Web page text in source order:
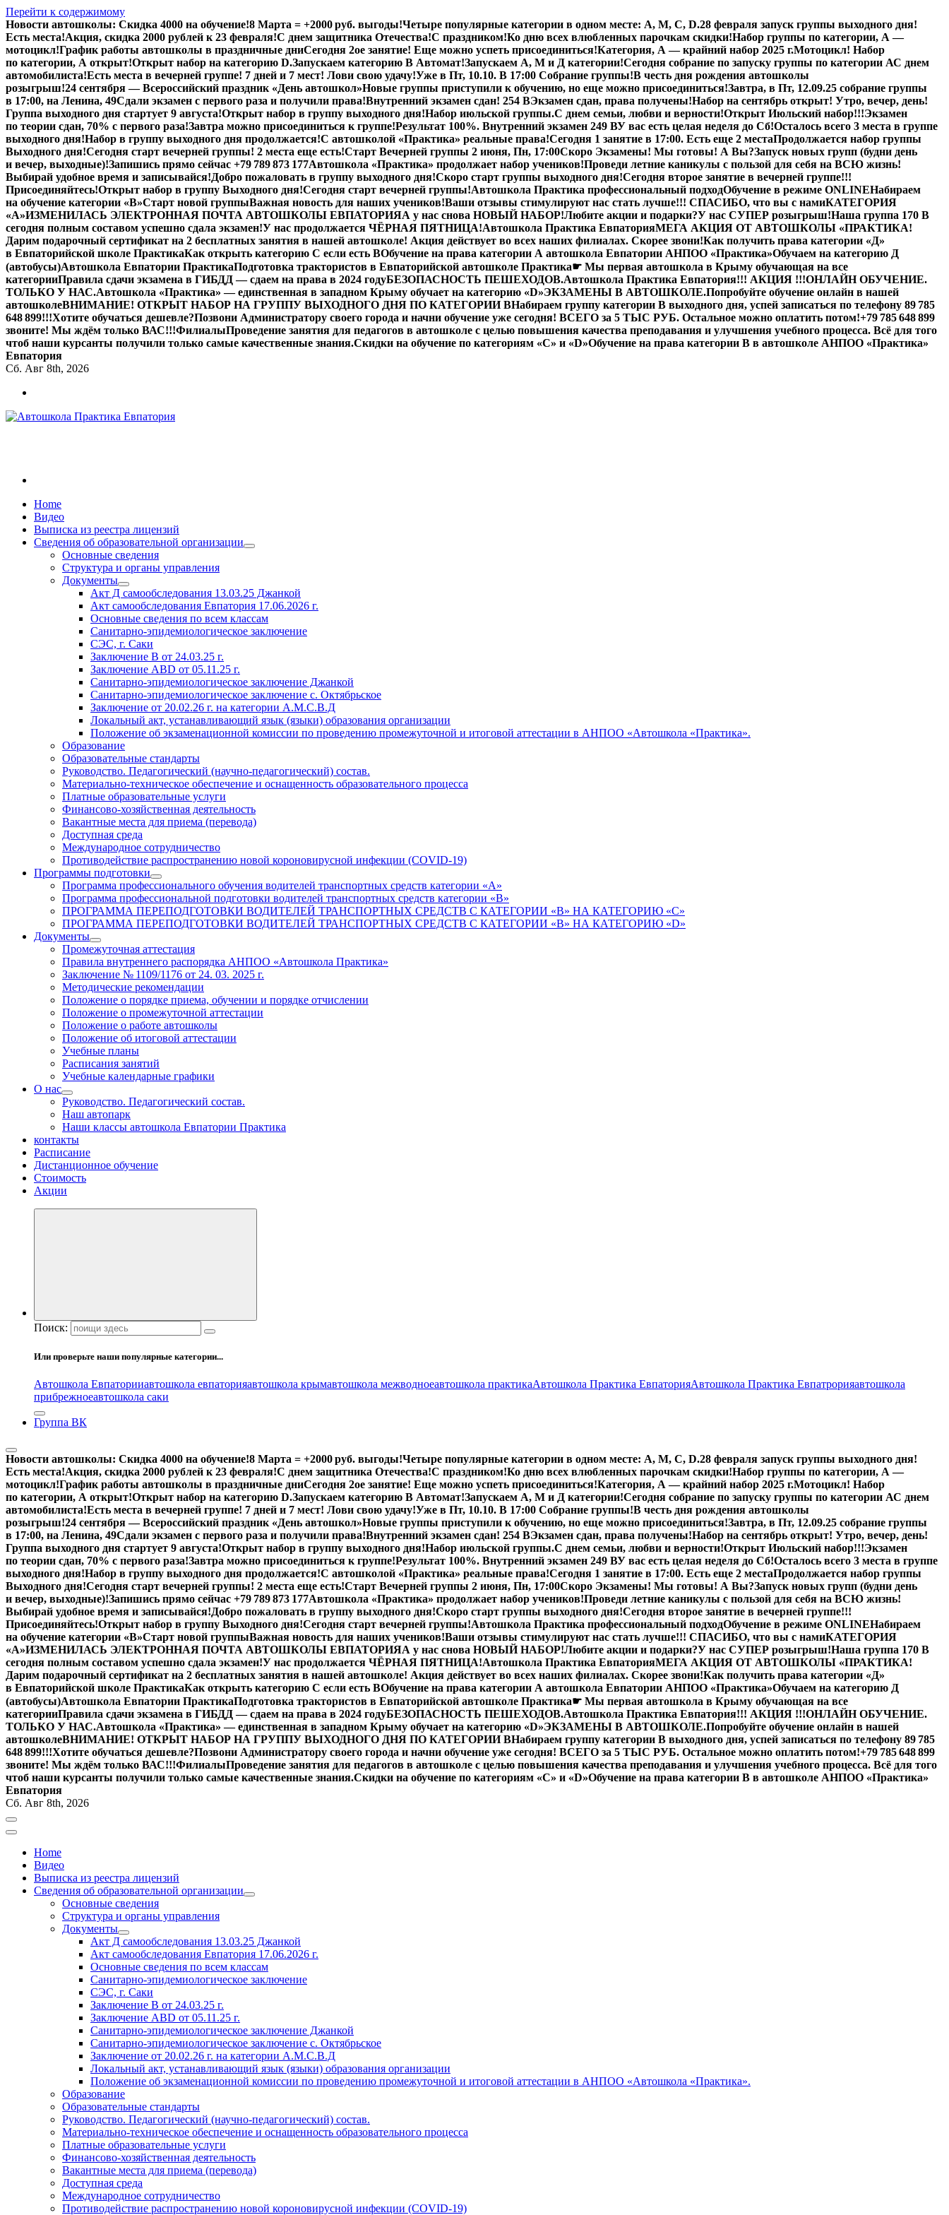
Перейти к содержимому
Новости автошколы: Скидка 4000 на обучение!8 Марта = +2000 руб. выгоды!Четыре популярные категории в одном месте: А, М, С, D.28 февраля запуск группы выходного дня!
Есть места!Акция, скидка 2000 рублей к 23 февраля!С днем защитника Отечества!С праздником!Ко дню всех влюбленных парочкам скидки!Набор группы по категории, А —
мотоцикл!График работы автошколы в праздничные дниСегодня 2ое занятие! Еще можно успеть присоединиться!Категория, А — крайний набор 2025 г.Мотоцикл! Набор
по категории, А открыт!Открыт набор на категорию D.Запускаем категорию В Автомат!Запускаем А, М и Д категории!Сегодня собрание по запуску группы по категории АС днем
автомобилиста!Есть места в вечерней группе! 7 дней и 7 мест! Лови свою удачу!Уже в Пт, 10.10. В 17:00 Собрание группы!В честь дня рождения автошколы
розыгрыш!24 сентября — Всероссийский праздник «День автошкол»Новые группы приступили к обучению, но еще можно присоединиться!Завтра, в Пт, 12.09.25 собрание группы
в 17:00, на Ленина, 49Сдали экзамен с первого раза и получили права!Внутренний экзамен сдан! 254 ВЭкзамен сдан, права получены!Набор на сентябрь открыт! Утро, вечер, день!
Группа выходного дня стартует 9 августа!Открыт набор в группу выходного дня!Набор июльской группы.С днем семьи, любви и верности!Открыт Июльский набор!!!Экзамен
по теории сдан, 70% с первого раза!Завтра можно присоединиться к группе!Результат 100%. Внутренний экзамен 249 ВУ вас есть целая неделя до Сб!Осталось всего 3 места в группе
выходного дня!Набор в группу выходного дня продолжается!С автошколой «Практика» реальные права!Сегодня 1 занятие в 17:00. Есть еще 2 местаПродолжается набор группы
Выходного дня!Сегодня старт вечерней группы! 2 места еще есть!Старт Вечерней группы 2 июня, Пн, 17:00Скоро Экзамены! Мы готовы! А Вы?Запуск новых групп (будни день
и вечер, выходные)!Запишись прямо сейчас +79 789 873 177Автошкола «Практика» продолжает набор учеников!Проведи летние каникулы с пользой для себя на ВСЮ жизнь!
Выбирай удобное время и записывайся!Добро пожаловать в группу выходного дня!Скоро старт группы выходного дня!Сегодня второе занятие в вечерней группе!!!
Присоединяйтесь!Открыт набор в группу Выходного дня!Сегодня старт вечерней группы!Автошкола Практика профессиональный подходОбучение в режиме ONLINEНабираем
на обучение категории «B»Старт новой группыВажная новость для наших учеников!Ваши отзывы стимулируют нас стать лучше!!! СПАСИБО, что вы с намиКАТЕГОРИЯ
«А»ИЗМЕНИЛАСЬ ЭЛЕКТРОННАЯ ПОЧТА АВТОШКОЛЫ ЕВПАТОРИЯА у нас снова НОВЫЙ НАБОР!Любите акции и подарки?У нас СУПЕР розыгрыш!Наша группа 170 В
сегодня полным составом успешно сдала экзамен!У нас продолжается ЧЁРНАЯ ПЯТНИЦА!Автошкола Практика ЕвпаторияМЕГА АКЦИЯ ОТ АВТОШКОЛЫ «ПРАКТИКА!
Дарим подарочный сертификат на 2 бесплатных занятия в нашей автошколе! Акция действует во всех наших филиалах. Скорее звони!Как получить права категории «Д»
в Евпаторийской школе ПрактикаКак открыть категорию C если есть BОбучение на права категории A автошкола Евпатории АНПОО «Практика»Обучаем на категорию Д
(автобусы)Автошкола Евпатории ПрактикаПодготовка трактористов в Евпаторийской автошколе Практика☛ Мы первая автошкола в Крыму обучающая на все
категорииПравила сдачи экзамена в ГИБДД — сдаем на права в 2024 годуБЕЗОПАСНОСТЬ ПЕШЕХОДОВ.Автошкола Практика Евпатория!!! АКЦИЯ !!!ОНЛАЙН ОБУЧЕНИЕ.
ТОЛЬКО У НАС.Автошкола «Практика» — единственная в западном Крыму обучает на категорию «D»ЭКЗАМЕНЫ В АВТОШКОЛЕ.Попробуйте обучение онлайн в нашей
автошколеВНИМАНИЕ! ОТКРЫТ НАБОР НА ГРУППУ ВЫХОДНОГО ДНЯ ПО КАТЕГОРИИ ВНабираем группу категории В выходного дня, успей записаться по телефону 89 785
648 899!!!Хотите обучаться дешевле?Позвони Администратору своего города и начни обучение уже сегодня! ВСЕГО за 5 ТЫС РУБ. Остальное можно оплатить потом!+79 785 648 899
звоните! Мы ждём только ВАС!!!ФилиалыПроведение занятия для педагогов в автошколе с целью повышения качества преподавания и улучшения учебного процесса. Всё для того
чтоб наши курсанты получили только самые качественные знания.Скидки на обучение по категориям «С» и «D»Обучение на права категории B в автошколе АНПОО «Практика»
Евпатория
Сб. Авг 8th, 2026
Home
Видео
Выписка из реестра лицензий
Сведения об образовательной организации
Основные сведения
Структура и органы управления
Документы
Акт Д самообследования 13.03.25 Джанкой
Акт самообследования Евпатория 17.06.2026 г.
Основные сведения по всем классам
Санитарно-эпидемиологическое заключение
СЭС, г. Саки
Заключение В от 24.03.25 г.
Заключение АВD от 05.11.25 г.
Санитарно-эпидемиологическое заключение Джанкой
Санитарно-эпидемиологическое заключение с. Октябрьское
Заключение от 20.02.26 г. на категории А.М.С.В.Д
Локальный акт, устанавливающий язык (языки) образования организации
Положение об экзаменационной комиссии по проведению промежуточной и итоговой аттестации в АНПОО «Автошкола «Практика».
Образование
Образовательные стандарты
Руководство. Педагогический (научно-педагогический) состав.
Материально-техническое обеспечение и оснащенность образовательного процесса
Платные образовательные услуги
Финансово-хозяйственная деятельность
Вакантные места для приема (перевода)
Доступная среда
Международное сотрудничество
Противодействие распространению новой короновирусной инфекции (COVID-19)
Программы подготовки
Программа профессионального обучения водителей транспортных средств категории «А»
Программа профессиональной подготовки водителей транспортных средств категории «В»
ПРОГРАММА ПЕРЕПОДГОТОВКИ ВОДИТЕЛЕЙ ТРАНСПОРТНЫХ СРЕДСТВ С КАТЕГОРИИ «B» НА КАТЕГОРИЮ «C»
ПРОГРАММА ПЕРЕПОДГОТОВКИ ВОДИТЕЛЕЙ ТРАНСПОРТНЫХ СРЕДСТВ С КАТЕГОРИИ «B» НА КАТЕГОРИЮ «D»
Документы
Промежуточная аттестация
Правила внутреннего распорядка АНПОО «Автошкола Практика»
Заключение № 1109/1176 от 24. 03. 2025 г.
Методические рекомендации
Положение о порядке приема, обучении и порядке отчислении
Положение о промежуточной аттестации
Положение о работе автошколы
Положение об итоговой аттестации
Учебные планы
Расписания занятий
Учебные календарные графики
О нас
Руководство. Педагогический состав.
Наш автопарк
Наши классы автошкола Евпатории Практика
контакты
Расписание
Дистанционное обучение
Стоимость
Акции
Поиск:
Или проверьте наши популярные категории...
Автошкола Евпаторииавтошкола евпаторияавтошкола крымавтошкола межводноеавтошкола практикаАвтошкола Практика ЕвпаторияАвтошкола Практика Евпатрорияавтошкола
прибрежноеавтошкола саки
Группа ВК
Новости автошколы: Скидка 4000 на обучение!8 Марта = +2000 руб. выгоды!Четыре популярные категории в одном месте: А, М, С, D.28 февраля запуск группы выходного дня!
Есть места!Акция, скидка 2000 рублей к 23 февраля!С днем защитника Отечества!С праздником!Ко дню всех влюбленных парочкам скидки!Набор группы по категории, А —
мотоцикл!График работы автошколы в праздничные дниСегодня 2ое занятие! Еще можно успеть присоединиться!Категория, А — крайний набор 2025 г.Мотоцикл! Набор
по категории, А открыт!Открыт набор на категорию D.Запускаем категорию В Автомат!Запускаем А, М и Д категории!Сегодня собрание по запуску группы по категории АС днем
автомобилиста!Есть места в вечерней группе! 7 дней и 7 мест! Лови свою удачу!Уже в Пт, 10.10. В 17:00 Собрание группы!В честь дня рождения автошколы
розыгрыш!24 сентября — Всероссийский праздник «День автошкол»Новые группы приступили к обучению, но еще можно присоединиться!Завтра, в Пт, 12.09.25 собрание группы
в 17:00, на Ленина, 49Сдали экзамен с первого раза и получили права!Внутренний экзамен сдан! 254 ВЭкзамен сдан, права получены!Набор на сентябрь открыт! Утро, вечер, день!
Группа выходного дня стартует 9 августа!Открыт набор в группу выходного дня!Набор июльской группы.С днем семьи, любви и верности!Открыт Июльский набор!!!Экзамен
по теории сдан, 70% с первого раза!Завтра можно присоединиться к группе!Результат 100%. Внутренний экзамен 249 ВУ вас есть целая неделя до Сб!Осталось всего 3 места в группе
выходного дня!Набор в группу выходного дня продолжается!С автошколой «Практика» реальные права!Сегодня 1 занятие в 17:00. Есть еще 2 местаПродолжается набор группы
Выходного дня!Сегодня старт вечерней группы! 2 места еще есть!Старт Вечерней группы 2 июня, Пн, 17:00Скоро Экзамены! Мы готовы! А Вы?Запуск новых групп (будни день
и вечер, выходные)!Запишись прямо сейчас +79 789 873 177Автошкола «Практика» продолжает набор учеников!Проведи летние каникулы с пользой для себя на ВСЮ жизнь!
Выбирай удобное время и записывайся!Добро пожаловать в группу выходного дня!Скоро старт группы выходного дня!Сегодня второе занятие в вечерней группе!!!
Присоединяйтесь!Открыт набор в группу Выходного дня!Сегодня старт вечерней группы!Автошкола Практика профессиональный подходОбучение в режиме ONLINEНабираем
на обучение категории «B»Старт новой группыВажная новость для наших учеников!Ваши отзывы стимулируют нас стать лучше!!! СПАСИБО, что вы с намиКАТЕГОРИЯ
«А»ИЗМЕНИЛАСЬ ЭЛЕКТРОННАЯ ПОЧТА АВТОШКОЛЫ ЕВПАТОРИЯА у нас снова НОВЫЙ НАБОР!Любите акции и подарки?У нас СУПЕР розыгрыш!Наша группа 170 В
сегодня полным составом успешно сдала экзамен!У нас продолжается ЧЁРНАЯ ПЯТНИЦА!Автошкола Практика ЕвпаторияМЕГА АКЦИЯ ОТ АВТОШКОЛЫ «ПРАКТИКА!
Дарим подарочный сертификат на 2 бесплатных занятия в нашей автошколе! Акция действует во всех наших филиалах. Скорее звони!Как получить права категории «Д»
в Евпаторийской школе ПрактикаКак открыть категорию C если есть BОбучение на права категории A автошкола Евпатории АНПОО «Практика»Обучаем на категорию Д
(автобусы)Автошкола Евпатории ПрактикаПодготовка трактористов в Евпаторийской автошколе Практика☛ Мы первая автошкола в Крыму обучающая на все
категорииПравила сдачи экзамена в ГИБДД — сдаем на права в 2024 годуБЕЗОПАСНОСТЬ ПЕШЕХОДОВ.Автошкола Практика Евпатория!!! АКЦИЯ !!!ОНЛАЙН ОБУЧЕНИЕ.
ТОЛЬКО У НАС.Автошкола «Практика» — единственная в западном Крыму обучает на категорию «D»ЭКЗАМЕНЫ В АВТОШКОЛЕ.Попробуйте обучение онлайн в нашей
автошколеВНИМАНИЕ! ОТКРЫТ НАБОР НА ГРУППУ ВЫХОДНОГО ДНЯ ПО КАТЕГОРИИ ВНабираем группу категории В выходного дня, успей записаться по телефону 89 785
648 899!!!Хотите обучаться дешевле?Позвони Администратору своего города и начни обучение уже сегодня! ВСЕГО за 5 ТЫС РУБ. Остальное можно оплатить потом!+79 785 648 899
звоните! Мы ждём только ВАС!!!ФилиалыПроведение занятия для педагогов в автошколе с целью повышения качества преподавания и улучшения учебного процесса. Всё для того
чтоб наши курсанты получили только самые качественные знания.Скидки на обучение по категориям «С» и «D»Обучение на права категории B в автошколе АНПОО «Практика»
Евпатория
Сб. Авг 8th, 2026
Home
Видео
Выписка из реестра лицензий
Сведения об образовательной организации
Основные сведения
Структура и органы управления
Документы
Акт Д самообследования 13.03.25 Джанкой
Акт самообследования Евпатория 17.06.2026 г.
Основные сведения по всем классам
Санитарно-эпидемиологическое заключение
СЭС, г. Саки
Заключение В от 24.03.25 г.
Заключение АВD от 05.11.25 г.
Санитарно-эпидемиологическое заключение Джанкой
Санитарно-эпидемиологическое заключение с. Октябрьское
Заключение от 20.02.26 г. на категории А.М.С.В.Д
Локальный акт, устанавливающий язык (языки) образования организации
Положение об экзаменационной комиссии по проведению промежуточной и итоговой аттестации в АНПОО «Автошкола «Практика».
Образование
Образовательные стандарты
Руководство. Педагогический (научно-педагогический) состав.
Материально-техническое обеспечение и оснащенность образовательного процесса
Платные образовательные услуги
Финансово-хозяйственная деятельность
Вакантные места для приема (перевода)
Доступная среда
Международное сотрудничество
Противодействие распространению новой короновирусной инфекции (COVID-19)